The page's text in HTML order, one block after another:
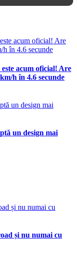
acum oficial! Are
h în 4.6 secunde
un design mai
și nu numai cu